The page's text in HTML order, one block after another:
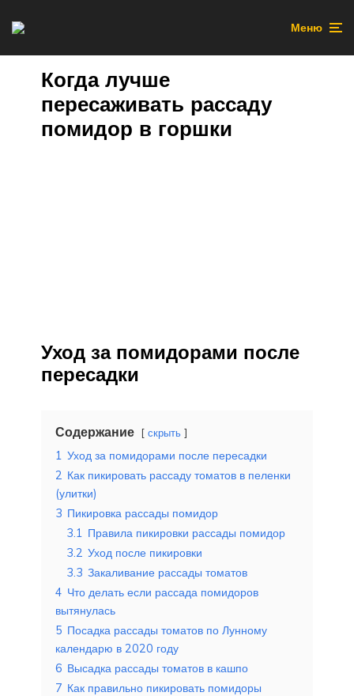
Меню
Когда лучше
пересаживать рассаду
помидор в горшки
Уход за помидорами после
пересадки
Содержание скрыть
1 Уход за помидорами после пересадки
2 Как пикировать рассаду томатов в пеленки
(улитки)
3 Пикировка рассады помидор
3.1 Правила пикировки рассады помидор
3.2 Уход после пикировки
3.3 Закаливание рассады томатов
4 Что делать если рассада помидоров
вытянулась
5 Посадка рассады томатов по Лунному
календарю в 2020 году
6 Высадка рассады томатов в кашпо
7 Как правильно пикировать помидоры